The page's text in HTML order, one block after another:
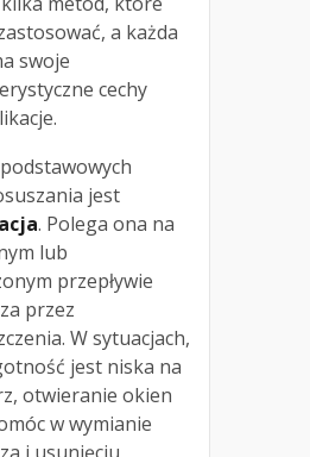
a każda
swoje
cechy
jest
. Polega ona na
lub
przepływie
przez
W sytuacjach,
jest niska na
otwieranie okien
w wymianie